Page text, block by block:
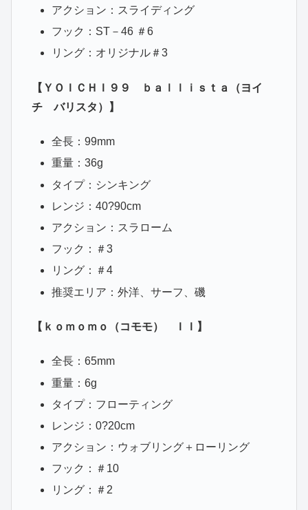
アクション：スライディング
フック：ST－46 ＃6
リング：オリジナル＃3
【ＹＯＩＣＨＩ９９ ｂａｌｌｉｓｔａ（ヨイ
チ バリスタ）】
全長：99mm
重量：36g
タイプ：シンキング
レンジ：40?90cm
アクション：スラローム
フック：＃3
リング：＃4
推奨エリア：外洋、サーフ、磯
【ｋｏｍｏｍｏ（コモモ） ＩＩ】
全長：65mm
重量：6g
タイプ：フローティング
レンジ：0?20cm
アクション：ウォブリング＋ローリング
フック：＃10
リング：＃2